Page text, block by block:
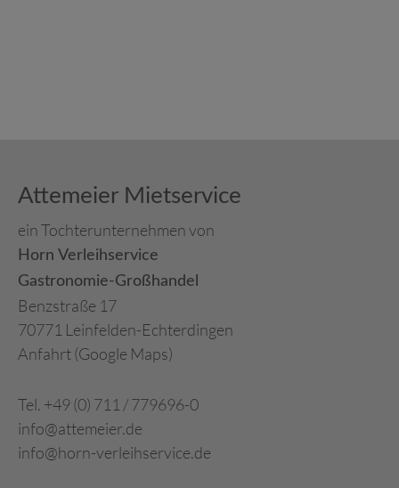
Attemeier Mietservice
ein Tochterunternehmen von
Horn Verleihservice
Gastronomie-Großhandel
Benzstraße 17
70771 Leinfelden-Echterdingen
Anfahrt (Google Maps)
Tel. +49 (0) 711 / 779696-0
info@attemeier.de
info@horn-verleihservice.de